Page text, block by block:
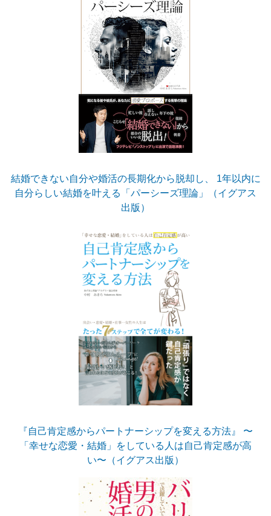
結婚できない自分や婚活の長期化から脱却し、 1年以内に
自分らしい結婚を叶える「パーシーズ理論」（イグアス
出版）
『自己肯定感からパートナーシップを変える方法』 〜
「幸せな恋愛・結婚」をしている人は自己肯定感が高
い〜（イグアス出版）